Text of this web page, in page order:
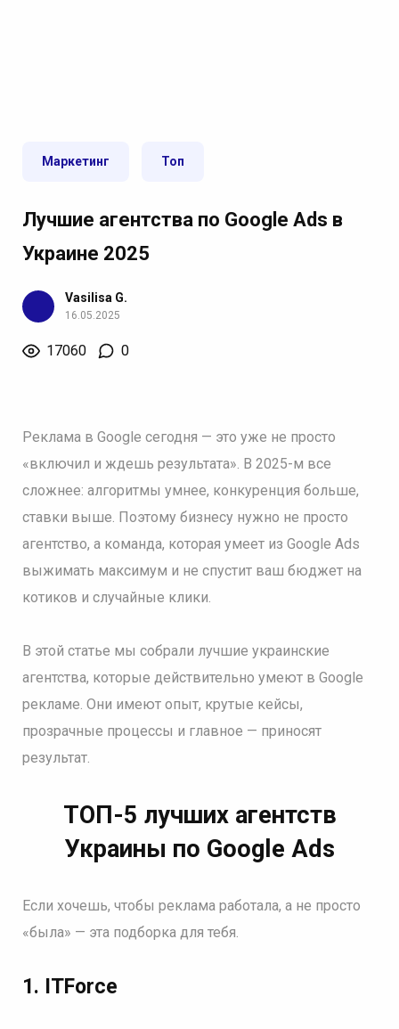
Маркетинг Топ
Лучшие агентства по Google Ads в
Украине 2025
Vasilisa G.
16.05.2025
17060 0
Реклама в Google сегодня — это уже не просто
«включил и ждешь результата». В 2025-м все
сложнее: алгоритмы умнее, конкуренция больше,
ставки выше. Поэтому бизнесу нужно не просто
агентство, а команда, которая умеет из Google Ads
выжимать максимум и не спустит ваш бюджет на
котиков и случайные клики.
В этой статье мы собрали лучшие украинские
агентства, которые действительно умеют в Google
рекламе. Они имеют опыт, крутые кейсы,
прозрачные процессы и главное — приносят
результат.
ТОП-5 лучших агентств
Украины по Google Ads
Если хочешь, чтобы реклама работала, а не просто
«была» — эта подборка для тебя.
1. ITForce